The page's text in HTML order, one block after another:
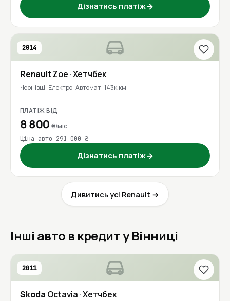
Дізнатись платіж→
2014
RenaultZoe· Хетчбек
Чернівці Електро Автомат 143к км
ПЛАТІЖ ВІД
8 800₴/міс
Ціна авто 291 000 ₴
Дізнатись платіж→
Дивитись усі Renault →
Інші авто в кредит у Вінниці
2011
Skoda Octavia · Хетчбек